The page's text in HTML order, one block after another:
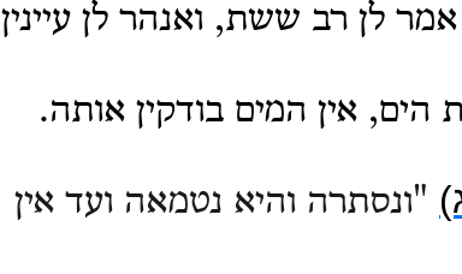
לן רב ששת, ואנהר לן עיינין
אין המים בודקין אותה.
"ונסתרה והיא נטמאה ועד אין